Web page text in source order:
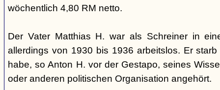
wöchentlich 4,80 RM netto.
Der Vater Matthias H. war als Schreiner in
allerdings von 1930 bis 1936 arbeitslos. Er
habe, so Anton H. vor der Gestapo, seines
oder anderen politischen Organisation angehört.